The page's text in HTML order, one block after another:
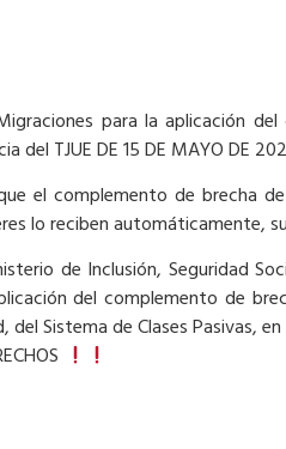
para la aplicación
del TJUE DE 15 DE MAYO DE
el complemento de brecha
lo reciben automáticamente,
de Inclusión, Seguridad
del complemento de
Sistema de Clases Pasivas,